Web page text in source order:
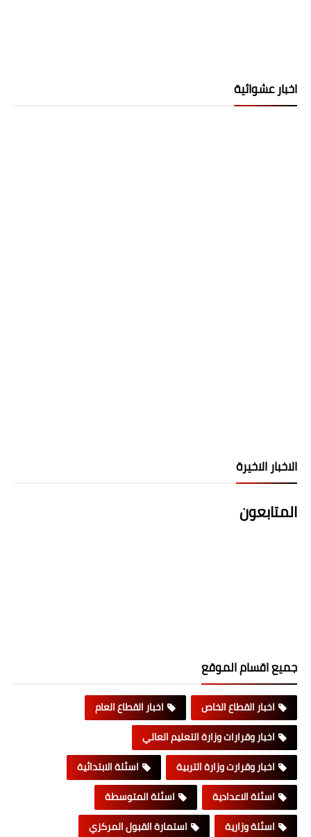
اخبار عشوائية
الاخبار الاخيرة
المتابعون
جميع اقسام الموقع
اخبار القطاع الخاص
اخبار القطاع العام
اخبار وقرارات وزارة التعليم العالي
اخبار وقرارت وزارة التربية
اسئلة الابتدائية
اسئلة الاعدادية
اسئلة المتوسطة
اسئلة وزارية
استمارة القبول المركزي